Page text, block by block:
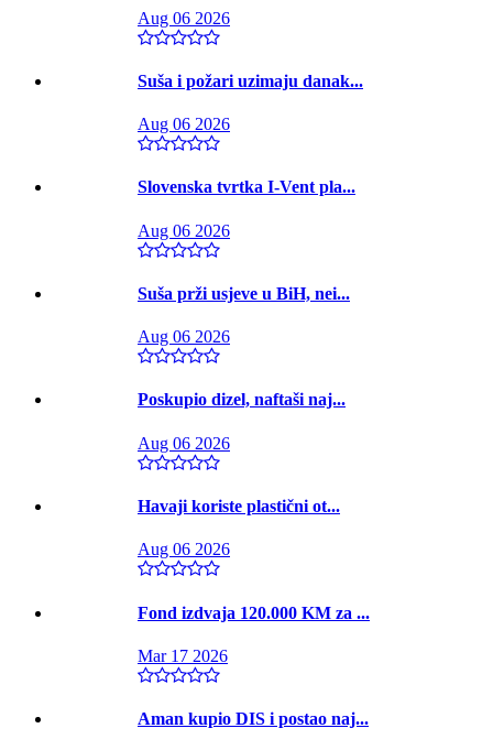
Aug 06 2026
Suša i požari uzimaju danak...
Aug 06 2026
Slovenska tvrtka I-Vent pla...
Aug 06 2026
Suša prži usjeve u BiH, nei...
Aug 06 2026
Poskupio dizel, naftaši naj...
Aug 06 2026
Havaji koriste plastični ot...
Aug 06 2026
Fond izdvaja 120.000 KM za ...
Mar 17 2026
Aman kupio DIS i postao naj...